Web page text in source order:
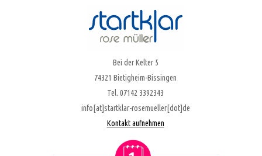
Bei der Kelter 5
74321 Bietigheim-Bissingen
Tel. 07142 3392343
info[at]startklar-rosemueller[dot]de
Kontakt aufnehmen